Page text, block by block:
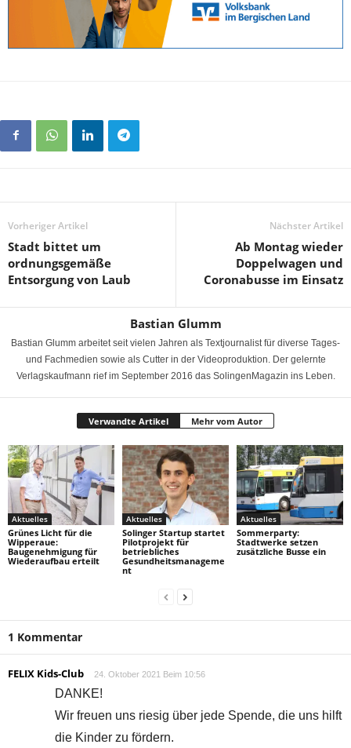
Vorheriger Artikel
Stadt bittet um
ordnungsgemäße
Entsorgung von Laub
Nächster Artikel
Ab Montag wieder
Doppelwagen und
Coronabusse im Einsatz
Bastian Glumm
Bastian Glumm arbeitet seit vielen Jahren als Textjournalist für diverse Tages-
und Fachmedien sowie als Cutter in der Videoproduktion. Der gelernte
Verlagskaufmann rief im September 2016 das SolingenMagazin ins Leben.
Verwandte Artikel Mehr vom Autor
Aktuelles
Grünes Licht für die
Wipperaue:
Baugenehmigung für
Wiederaufbau erteilt
Aktuelles
Solinger Startup startet
Pilotprojekt für
betriebliches
Gesundheitsmanageme
nt
Aktuelles
Sommerparty:
Stadtwerke setzen
zusätzliche Busse ein
1 Kommentar
FELIX Kids-Club 24. Oktober 2021 Beim 10:56
DANKE!
Wir freuen uns riesig über jede Spende, die uns hilft
die Kinder zu fördern.